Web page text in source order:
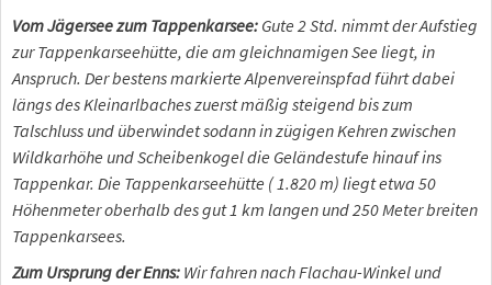
Vom Jägersee zum Tappenkarsee: Gute 2 Std. nimmt der Aufstieg
zur Tappenkarseehütte, die am gleichnamigen See liegt, in
Anspruch. Der bestens markierte Alpenvereinspfad führt dabei
längs des Kleinarlbaches zuerst mäßig steigend bis zum
Talschluss und überwindet sodann in zügigen Kehren zwischen
Wildkarhöhe und Scheibenkogel die Geländestufe hinauf ins
Tappenkar. Die Tappenkarseehütte ( 1.820 m) liegt etwa 50
Höhenmeter oberhalb des gut 1 km langen und 250 Meter breiten
Tappenkarsees.
Zum Ursprung der Enns: Wir fahren nach Flachau-Winkel und